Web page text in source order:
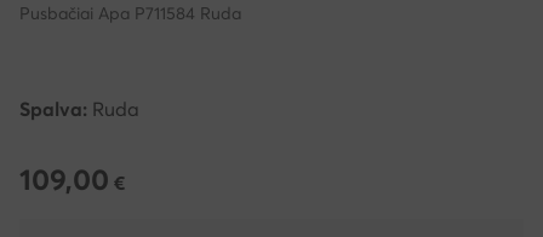
Pusbačiai Apa P711584 Ruda
Spalva: Ruda
109,00 €
109,00 €